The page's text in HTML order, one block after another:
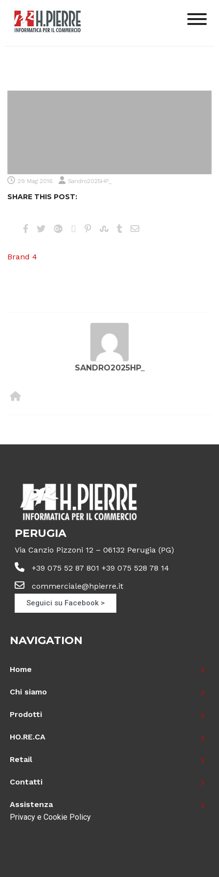
29 Mag 2016 Sandro2025HP_
SHARE THIS POST:
Brand 4
SANDRO2025HP_
PERUGIA
Via Canzio Pizzoni 12 – 06132 Perugia (PG)
+39 075 52 87 801 +39 075 528 78 14
commerciale@hpierre.it
Seguici su Facebook >
NAVIGATION
Home
Chi siamo
Prodotti
HO.RE.CA
Retail
Contatti
Assistenza
Privacy e Cookie Policy